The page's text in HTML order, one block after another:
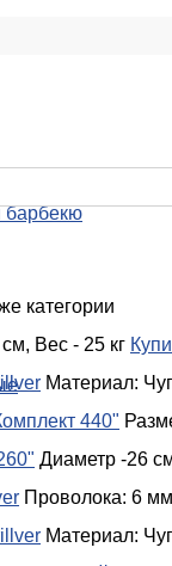
барбекю
категории
Вес - 25 кг
Материал:
440"
Диаметр -26
Проволока: 6
Материал: